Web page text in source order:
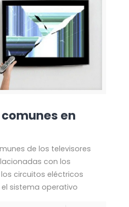
en
de los televisores
con los
circuitos eléctricos
sistema operativo